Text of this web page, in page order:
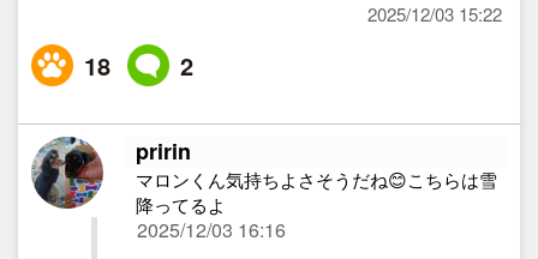
2025/12/03 15:22
18 2
pririn
マロンくん気持ちよさそうだね😊こちらは雪
降ってるよ
2025/12/03 16:16